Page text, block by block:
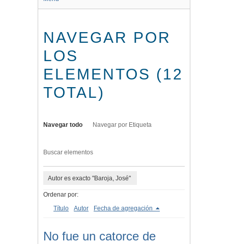
NAVEGAR POR
LOS
ELEMENTOS (12
TOTAL)
Navegar todo Navegar por Etiqueta
Buscar elementos
Autor es exacto "Baroja, José"
Ordenar por:
Título
Autor Fecha de agregación
No fue un catorce de